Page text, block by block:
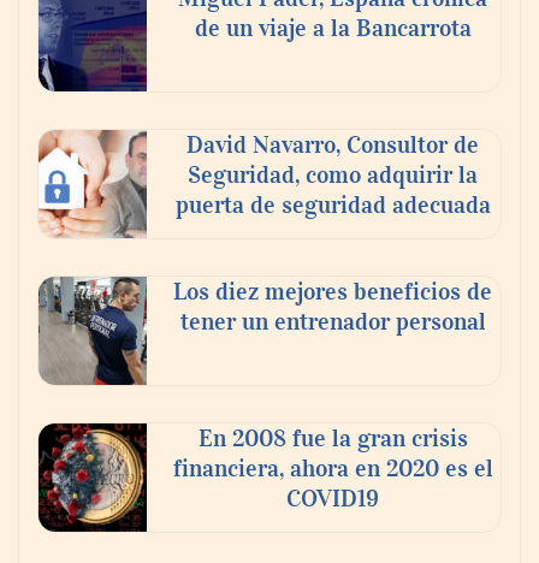
agosto
‘El ransomware se puede vencer. No
Ricardo Palacio Escobar
de un viaje a la Bancarrota
David Navarro, Consultor de
Seguridad, como adquirir la
puerta de seguridad adecuada
Los diez mejores beneficios de
tener un entrenador personal
En 2008 fue la gran crisis
financiera, ahora en 2020 es el
COVID19